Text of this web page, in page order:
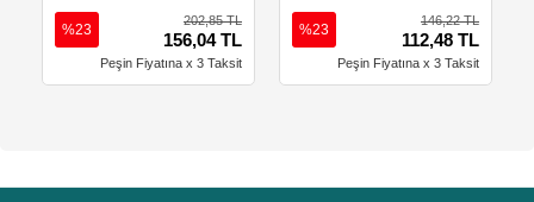
202,85 TL
156,04 TL
%23
Peşin Fiyatına x 3 Taksit
146,22 TL
112,48 TL
%23
Peşin Fiyatına x 3 Taksit